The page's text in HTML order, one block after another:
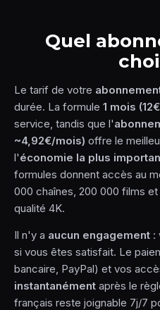
Quel
Le tarif de votre
durée. La formule 1 mois
service, tandis que l'
~4,92€/mois) offre le
l'économie la plus
formules donnent accès au
000 chaînes, 200 000 films
qualité 4K.
Il n'y a aucun engagement :
si vous êtes satisfait. Le
bancaire, PayPal) et vos
instantanément après le
français reste joignable 7j/7